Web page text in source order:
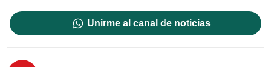
Unirme al canal de noticias